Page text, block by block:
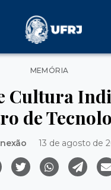
Categorias
MEMÓRIA
Cultura
de
13 de agosto de